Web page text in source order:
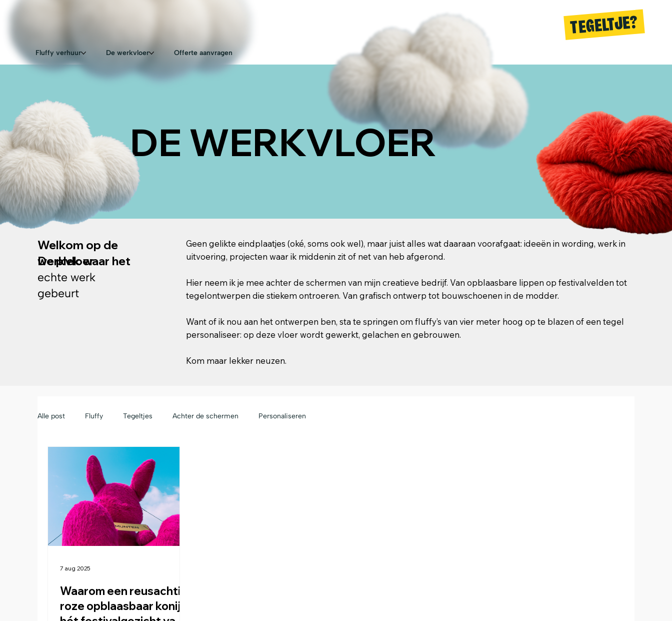
Fluffy verhuur De werkvloer Offerte aanvragen
TEGELTJE?
Welkom op de
werkvloer
De plek waar het
echte werk
gebeurt
Geen gelikte eindplaatjes (oké, soms ook wel), maar juist alles wat daaraan voorafgaat: ideeën in wording, werk in
uitvoering, projecten waar ik middenin zit of net van heb afgerond.
Hier neem ik je mee achter de schermen van mijn creatieve bedrijf. Van opblaasbare lippen op festivalvelden tot
tegelontwerpen die stiekem ontroeren. Van grafisch ontwerp tot bouwschoenen in de modder.
Want of ik nou aan het ontwerpen ben, sta te springen om fluffy’s van vier meter hoog op te blazen of een tegel
personaliseer: op deze vloer wordt gewerkt, gelachen en gebrouwen.
Kom maar lekker neuzen.
DE WERKVLOER
Alle post Fluffy Tegeltjes Achter de schermen Personaliseren
Waarom een reusachtig
roze opblaasbaar konijn
7 aug 2025